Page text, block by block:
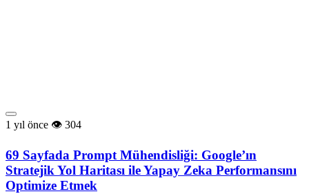
1 yıl önce 304
69 Sayfada Prompt Mühendisliği: Google’ın
Stratejik Yol Haritası ile Yapay Zeka Performansını
Optimize Etmek